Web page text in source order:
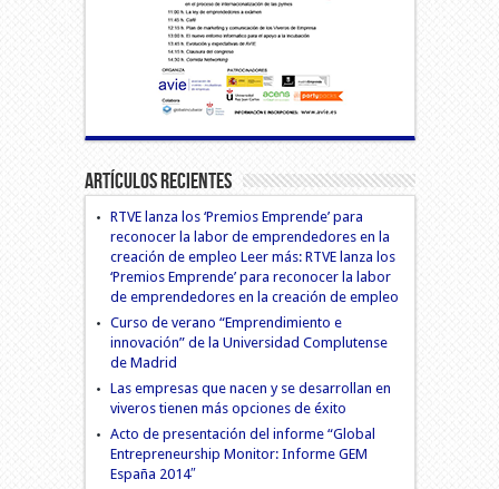
Artículos Recientes
RTVE lanza los ‘Premios Emprende’ para
reconocer la labor de emprendedores en la
creación de empleo Leer más: RTVE lanza los
‘Premios Emprende’ para reconocer la labor
de emprendedores en la creación de empleo
Curso de verano “Emprendimiento e
innovación” de la Universidad Complutense
de Madrid
Las empresas que nacen y se desarrollan en
viveros tienen más opciones de éxito
Acto de presentación del informe “Global
Entrepreneurship Monitor: Informe GEM
España 2014″